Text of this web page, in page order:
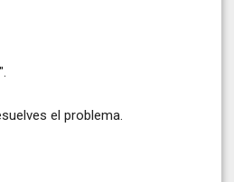
el problema.